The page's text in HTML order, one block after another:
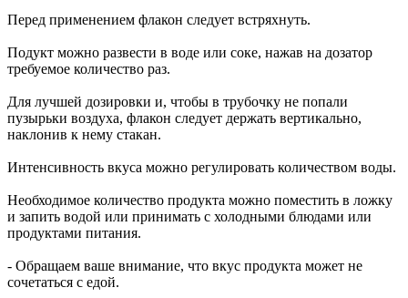
Перед применением флакон следует встряхнуть.
Подукт можно развести в воде или соке, нажав на дозатор
требуемое количество раз.
Для лучшей дозировки и, чтобы в трубочку не попали
пузырьки воздуха, флакон следует держать вертикально,
наклонив к нему стакан.
Интенсивность вкуса можно регулировать количеством воды.
Необходимое количество продукта можно поместить в ложку
и запить водой или принимать с холодными блюдами или
продуктами питания.
- Обращаем ваше внимание, что вкус продукта может не
сочетаться с едой.